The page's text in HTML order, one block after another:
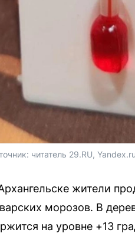
читатель 29.RU,
жители
морозов. В
на уровне +13